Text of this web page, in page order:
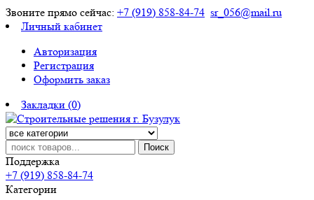
Звоните прямо сейчас: +7 (919) 858-84-74 sr_056@mail.ru
Личный кабинет
Авторизация
Регистрация
Оформить заказ
Закладки (0)
Поиск
Поддержка
+7 (919) 858-84-74
Категории